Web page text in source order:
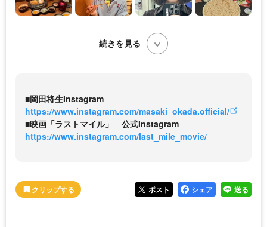
続きを見る
■岡田将生Instagram
https://www.instagram.com/masaki_okada.official/
■映画「ラストマイル」 公式Instagram
https://www.instagram.com/last_mile_movie/
ポスト シェア 送る